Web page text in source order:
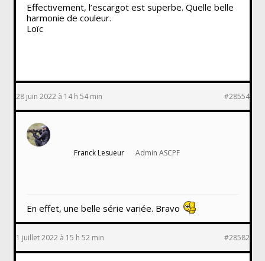
Effectivement, l’escargot est superbe. Quelle belle
harmonie de couleur.
Loïc
28 juin 2022 à 14 h 54 min #28554
Franck Lesueur Admin ASCPF
En effet, une belle série variée. Bravo
1 juillet 2022 à 15 h 52 min #28582